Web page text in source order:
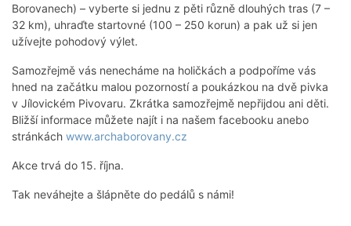
Borovanech) – vyberte si jednu z pěti různě dlouhých tras (7 –
32 km), uhraďte startovné (100 – 250 korun) a pak už si jen
užívejte pohodový výlet.
Samozřejmě vás nenecháme na holičkách a podpoříme vás
hned na začátku malou pozorností a poukázkou na dvě pivka
v Jílovickém Pivovaru. Zkrátka samozřejmě nepřijdou ani děti.
Bližší informace můžete najít i na našem facebooku anebo
stránkách www.archaborovany.cz
Akce trvá do 15. října.
Tak neváhejte a šlápněte do pedálů s námi!